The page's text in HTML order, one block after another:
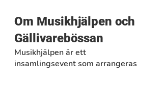
Om Musikhjälpen och
Gällivarebössan
Musikhjälpen är ett
insamlingsevent som arrangeras